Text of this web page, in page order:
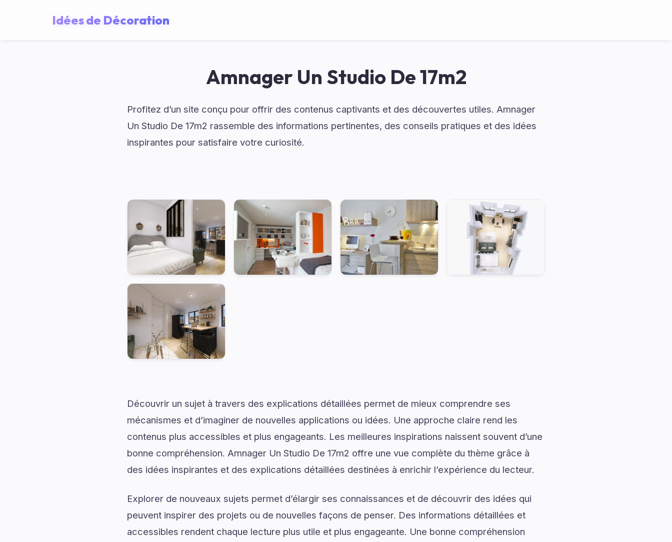
Idées de Décoration
Amnager Un Studio De 17m2
Profitez d’un site conçu pour offrir des contenus captivants et des découvertes utiles. Amnager
Un Studio De 17m2 rassemble des informations pertinentes, des conseils pratiques et des idées
inspirantes pour satisfaire votre curiosité.
Découvrir un sujet à travers des explications détaillées permet de mieux comprendre ses
mécanismes et d’imaginer de nouvelles applications ou idées. Une approche claire rend les
contenus plus accessibles et plus engageants. Les meilleures inspirations naissent souvent d’une
bonne compréhension. Amnager Un Studio De 17m2 offre une vue complète du thème grâce à
des idées inspirantes et des explications détaillées destinées à enrichir l’expérience du lecteur.
Explorer de nouveaux sujets permet d’élargir ses connaissances et de découvrir des idées qui
peuvent inspirer des projets ou de nouvelles façons de penser. Des informations détaillées et
accessibles rendent chaque lecture plus utile et plus engageante. Une bonne compréhension